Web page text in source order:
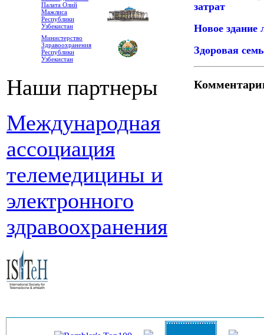
Палата Олий
Мажлиса
Республики
Узбекистан
Министерство
Здравоохранения
Республики
Узбекистан
Наши партнеры
Международная
ассоциация
телемедицины и
электронного
здравоохранения
затрат
Новое здание
Здоровая